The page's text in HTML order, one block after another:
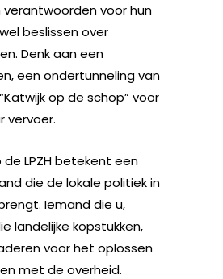
voor hun
beslissen over
Denk aan een
een ondertunneling van
op de schop” voor
vervoer.
de LPZH betekent een
die de lokale politiek in
Iemand die u,
landelijke kopstukken,
voor het oplossen
met de overheid.